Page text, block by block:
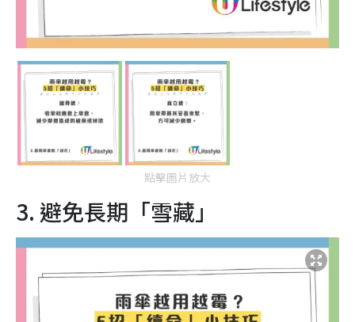
點擊圖片放大
3. 避免長期「雪藏」